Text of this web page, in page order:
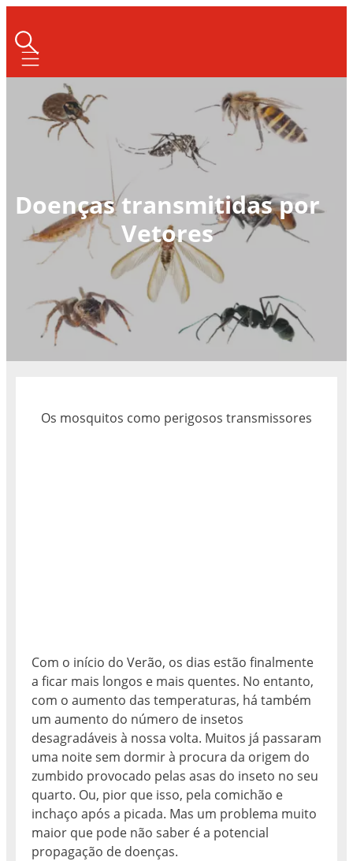
Mobile navigation
Doenças transmitidas por
Vetores
Os mosquitos como perigosos transmissores
Com o início do Verão, os dias estão finalmente
a ficar mais longos e mais quentes. No entanto,
com o aumento das temperaturas, há também
um aumento do número de insetos
desagradáveis à nossa volta. Muitos já passaram
uma noite sem dormir à procura da origem do
zumbido provocado pelas asas do inseto no seu
quarto. Ou, pior que isso, pela comichão e
inchaço após a picada. Mas um problema muito
maior que pode não saber é a potencial
propagação de doenças.